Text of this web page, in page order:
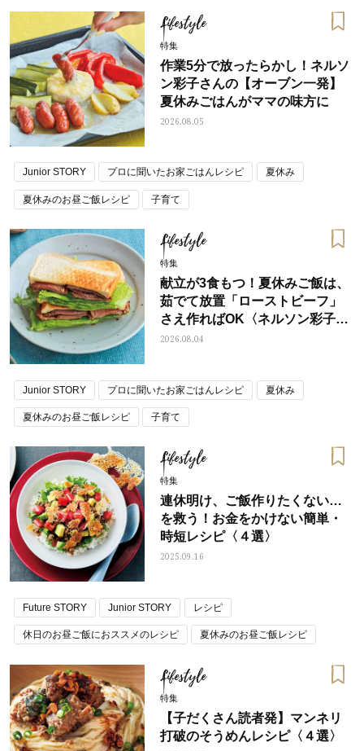
Lifestyle
特集
作業5分で放ったらかし！ネルソ
ン彩子さんの【オーブン一発】
夏休みごはんがママの味方に
2026.08.05
Junior STORY プロに聞いたお家ごはんレシピ 夏休み
夏休みのお昼ご飯レシピ 子育て
Lifestyle
特集
献立が3食もつ！夏休みご飯は、
茹でて放置「ローストビーフ」
さえ作ればOK〈ネルソン彩子さ
ん〉
2026.08.04
Junior STORY プロに聞いたお家ごはんレシピ 夏休み
夏休みのお昼ご飯レシピ 子育て
Lifestyle
特集
連休明け、ご飯作りたくない…
を救う！お金をかけない簡単・
時短レシピ〈４選〉
2025.09.16
Future STORY Junior STORY レシピ
休日のお昼ご飯におススメのレシピ 夏休みのお昼ご飯レシピ
Lifestyle
特集
【子だくさん読者発】マンネリ
打破のそうめんレシピ〈４選〉